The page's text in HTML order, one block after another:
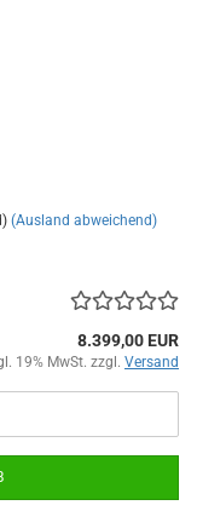
(Ausland abweichend)
8.399,00 EUR
19% MwSt. zzgl. Versand